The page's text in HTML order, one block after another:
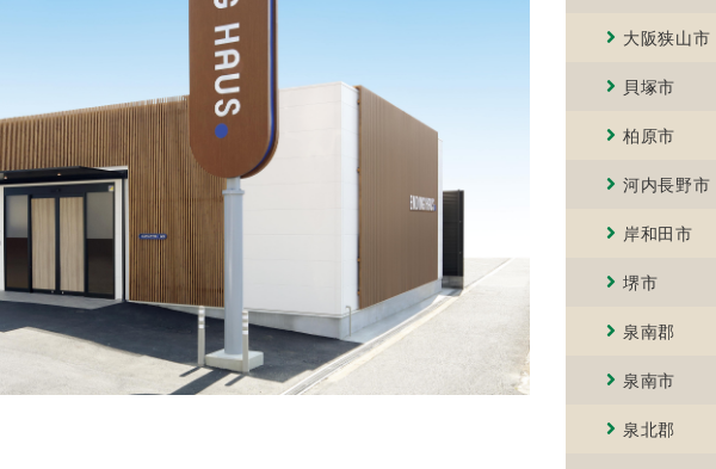
大阪狭山市
貝塚市
柏原市
河内長野市
岸和田市
堺市
泉南郡
泉南市
泉北郡